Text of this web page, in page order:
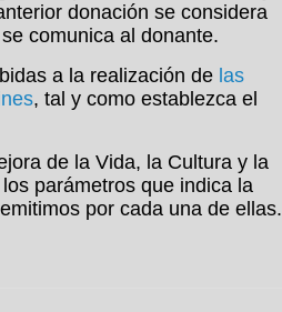
donación se considera
comunica al donante.
a la realización de las
, tal y como establezca el
de la Vida, la Cultura y la
parámetros que indica la
por cada una de ellas.